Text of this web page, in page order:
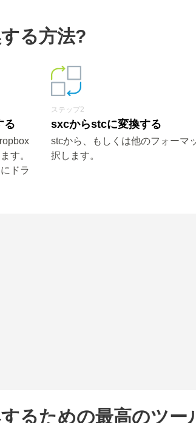
る方法?
る
す。
ドラ
ステップ2
sxcからstcに変換する
stcから、もしくは他のフォーマ
択します。
るための最高のツー